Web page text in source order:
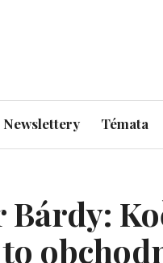
Newslettery Témata
Bárdy: